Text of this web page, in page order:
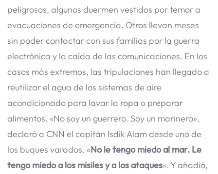
peligrosos, algunos duermen vestidos por temor a
evacuaciones de emergencia. Otros llevan meses
sin poder contactar con sus familias por la guerra
electrónica y la caída de las comunicaciones. En los
casos más extremos, las tripulaciones han llegado a
reutilizar el agua de los sistemas de aire
acondicionado para lavar la ropa o preparar
alimentos. «No soy un guerrero. Soy un marinero»,
declaró a CNN el capitán Isdik Alam desde uno de
los buques varados. «No le tengo miedo al mar. Le
tengo miedo a los misiles y a los ataques». Y añadió,